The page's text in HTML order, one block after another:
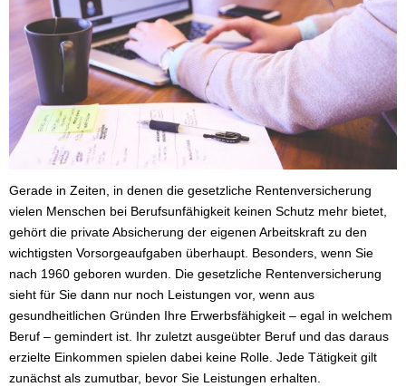
Gerade in Zeiten, in denen die gesetzliche Rentenversicherung
vielen Menschen bei Berufs­unfähig­keit keinen Schutz mehr bietet,
gehört die private Absicherung der eigenen Arbeitskraft zu den
wichtigsten Vorsorgeaufgaben überhaupt. Besonders, wenn Sie
nach 1960 geboren wurden. Die gesetzliche Rentenversicherung
sieht für Sie dann nur noch Leistungen vor, wenn aus
gesundheitlichen Gründen Ihre Erwerbsfähigkeit – egal in welchem
Beruf – gemindert ist. Ihr zuletzt ausgeübter Beruf und das daraus
erzielte Einkommen spielen dabei keine Rolle. Jede Tätigkeit gilt
zunächst als zumutbar, bevor Sie Leistungen erhalten.